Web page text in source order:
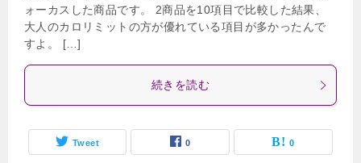
ォーカスした商品です。 2商品を10項目で比較した結果、
大人のカロリミットの方が優れている項目が多かったんで
すよ。 […]
続きを読む
Tweet 0 0